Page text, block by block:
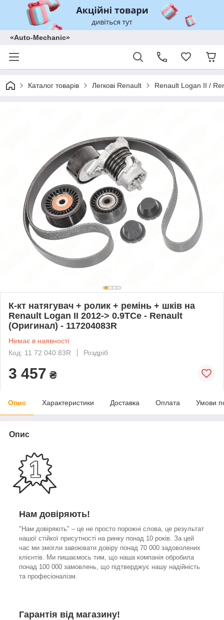
«Auto-Mechanic»
Каталог товарів Легкові Renault Renault Logan II /
К-кт натягувач + ролик + ремінь + шків на
Renault Logan II 2012-> 0.9TCe - Renault
(Оригинал) - 117204083R
Немає в наявності
Код: 11 72 040 83R
Роздріб
3 457 ₴
Опис Характеристики Доставка Оплата Умови
Опис
Нам довіряють!
"Нам довіряють" – це не просто порожні слова, це результат
нашої стійкої присутності на ринку понад 10 років. За цей
час ми змогли завоювати довіру понад 70 000 задоволених
клієнтів. Ми пишаємось тим, що наша компанія обробила
понад 100 000 замовлень, що підтверджує нашу надійність
та професіоналізм.
Гарантія від магазину!